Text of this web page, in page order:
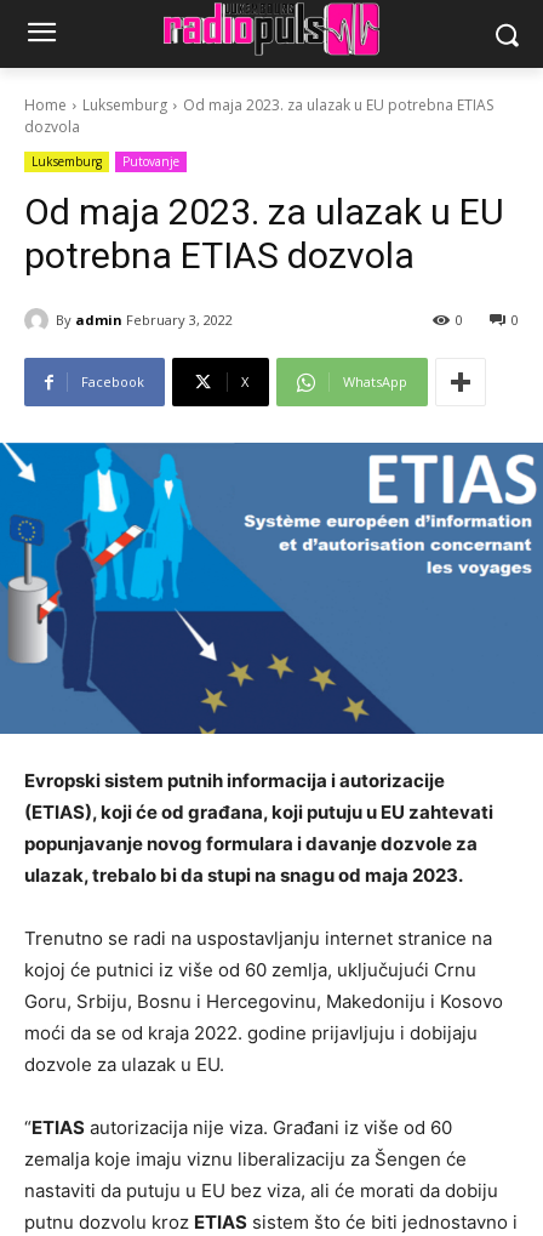
Home Luksemburg
Od maja 2023. za ulazak u EU potrebna ETIAS
dozvola
Luksemburg Putovanje
Od maja 2023. za ulazak u EU
potrebna ETIAS dozvola
By admin February 3, 2022 0
0
Facebook X WhatsApp
Evropski sistem putnih informacija i autorizacije
(ETIAS), koji će od građana, koji putuju u EU zahtevati
popunjavanje novog formulara i davanje dozvole za
ulazak, trebalo bi da stupi na snagu od maja 2023.
Trenutno se radi na uspostavljanju internet stranice na
kojoj će putnici iz više od 60 zemlja, uključujući Crnu
Goru, Srbiju, Bosnu i Hercegovinu, Makedoniju i Kosovo
moći da se od kraja 2022. godine prijavljuju i dobijaju
dozvole za ulazak u EU.
“ETIAS autorizacija nije viza. Građani iz više od 60
zemalja koje imaju viznu liberalizaciju za Šengen će
nastaviti da putuju u EU bez viza, ali će morati da dobiju
putnu dozvolu kroz ETIAS sistem što će biti jednostavno i